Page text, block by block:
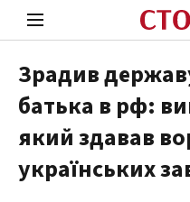
Стоп Політичній Корупції
Зрадив
батька в рф:
який здавав
українських